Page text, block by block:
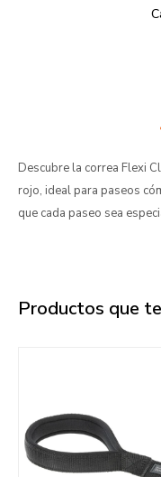
Descubre la correa Flexi
rojo, ideal para paseos
que cada paseo sea
Productos que